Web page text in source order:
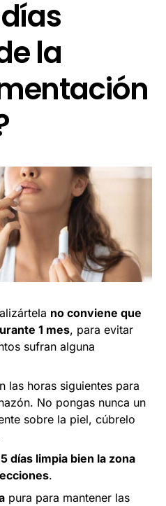
la
no conviene que
1 mes, para evitar
sufran alguna
las horas siguientes para
No pongas nunca un
sobre la piel, cúbrelo
días limpia bien la zona
.
pura para mantener las